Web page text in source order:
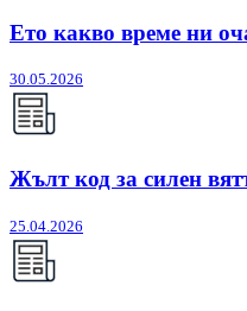
Ето какво време ни
30.05.2026
Жълт код за силен
25.04.2026